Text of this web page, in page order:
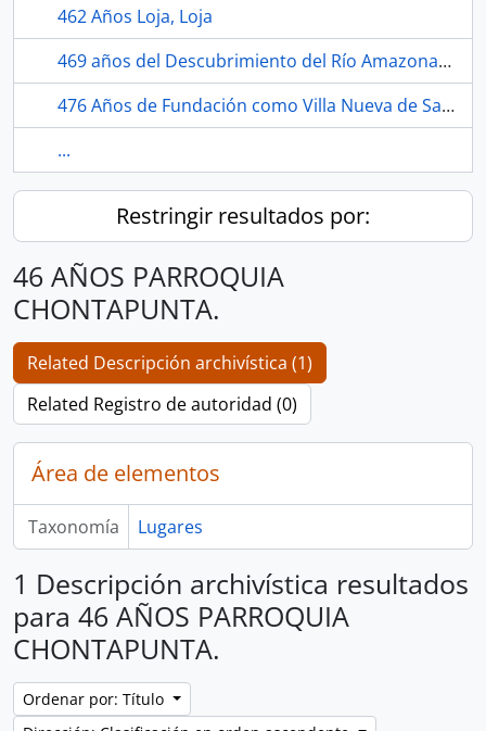
462 Años Loja, Loja
469 años del Descubrimiento del Río Amazonas, Región Amazónica.
476 Años de Fundación como Villa Nueva de San Gregorio de Portoviejo, Manabí.
...
Restringir resultados por:
46 AÑOS PARROQUIA
CHONTAPUNTA.
Related Descripción archivística (1)
Related Registro de autoridad (0)
Área de elementos
Taxonomía Lugares
1 Descripción archivística resultados
para 46 AÑOS PARROQUIA
CHONTAPUNTA.
Ordenar por: Título